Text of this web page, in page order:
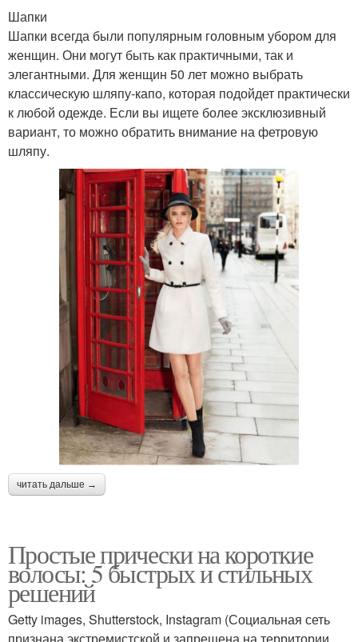
Шапки
Шапки всегда были популярным головным убором для
женщин. Они могут быть как практичными, так и
элегантными. Для женщин 50 лет можно выбрать
классическую шляпу-капо, которая подойдет практически
к любой одежде. Если вы ищете более эксклюзивный
вариант, то можно обратить внимание на фетровую
шляпу.
читать дальше →
Простые прически на короткие
волосы: 5 быстрых и стильных
решений
Getty images, Shutterstock, Instagram (Социальная сеть